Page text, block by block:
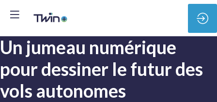
Un jumeau numérique
pour dessiner le futur des
vols autonomes